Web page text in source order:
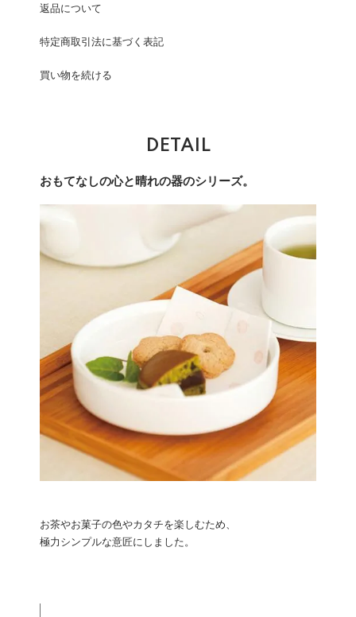
返品について
特定商取引法に基づく表記
買い物を続ける
DETAIL
おもてなしの心と晴れの器のシリーズ。
お茶やお菓子の色やカタチを楽しむため、
極力シンプルな意匠にしました。